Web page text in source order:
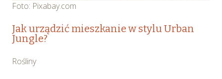
Foto: Pixabay.com
Jak urządzić mieszkanie w stylu Urban
Jungle?
Rośliny